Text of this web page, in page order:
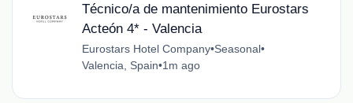
Técnico/a de mantenimiento Eurostars
Acteón 4* - Valencia
Eurostars Hotel Company•Seasonal•
Valencia, Spain•1m ago